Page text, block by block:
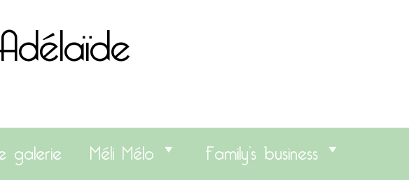
galerie Méli Mélo Family’s business